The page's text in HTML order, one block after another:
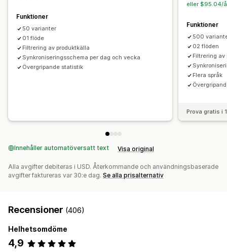
Produktsynkronisering
Schemalagd synkronisering
Produktval
Målspecifika flöden
Flödesoptimering
Funktioner
50 varianter
01 flöde
Filtrering av produktkälla
Synkroniseringsschema per dag och vecka
Övergripande statistik
eller $95.04/
Funktioner
500
02 flöden
Filtrering av
Flera språk
Prova gratis i
Innehåller automatöversatt text Visa original
Alla avgifter debiteras i USD. Återkommande och användningsbaserade
avgifter faktureras var 30:e dag. Se alla prisalternativ
Recensioner (406)
Helhetsomdöme
4,9